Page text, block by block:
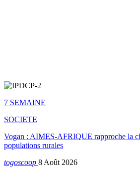
7 SEMAINE
SOCIETE
Vogan : AIMES-AFRIQUE rapproche la
populations rurales
togoscoop 8 Août 2026